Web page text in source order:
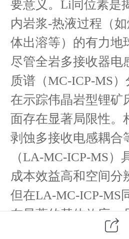
要意义。Li同位素是
内岩浆-热液过程（
体出溶等）的有力地
尽管全岩多接收器电
质谱（MC-ICP-MS
在示踪伟晶岩型锂矿
面存在显著局限性。
剥蚀多接收电感耦合
（LA-MC-ICP-MS）
成本效益高和空间分
但在LA-MC-ICP-MS
在显著的基体效应。
段（剥蚀坑体积校正